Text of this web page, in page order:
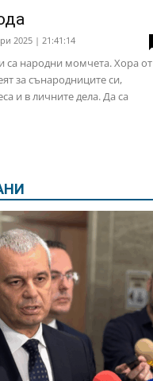
2025 | 21:41:14
са народни момчета. Хора от
за сънародниците си,
и в личните дела. Да са